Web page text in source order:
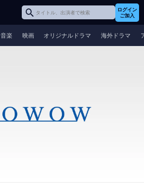
ログイン
ご加入
音楽 映画 オリジナルドラマ 海外ドラマ